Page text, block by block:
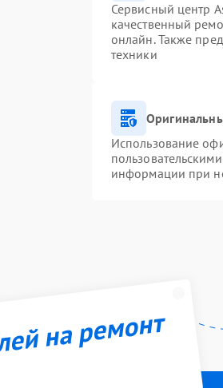
Сервисный центр
качественный
онлайн. Также
техники
Использование
информации при
на ремонт